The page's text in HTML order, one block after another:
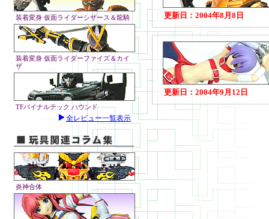
装着変身 仮面ライダーシザース＆龍騎
装着変身 仮面ライダーファイズ＆カイ
ザ
TFバイナルテック ハウンド
全レビュー一覧表示
炎神合体
更新日：2004年8月8日
更新日：2004年9月12日